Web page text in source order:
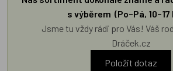
s výběrem (Po–Pá, 10–17
Jsme tu vždy rádi pro Vás! Váš
Dráček.cz
Položit dotaz